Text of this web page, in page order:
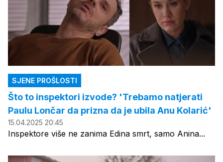
SJENE PROŠLOSTI
Što to inspektori izvode? 'Trebamo natjerati
Paulu Lončar da prizna da je ubila Anu Kolarić'
15.04.2025 20:45
Inspektore više ne zanima Edina smrt, samo Anina...